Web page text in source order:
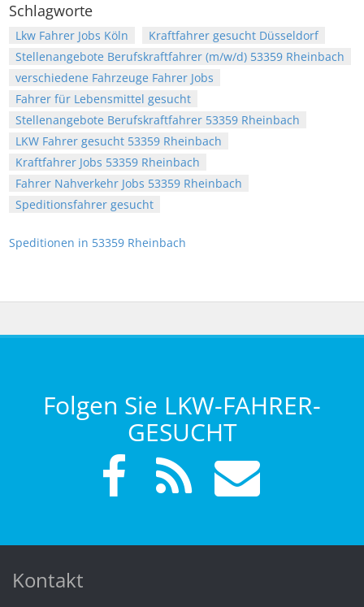
Schlagworte
Lkw Fahrer Jobs Köln
Kraftfahrer gesucht Düsseldorf
Stellenangebote Berufskraftfahrer (m/w/d) 53359 Rheinbach
verschiedene Fahrzeuge Fahrer Jobs
Fahrer für Lebensmittel gesucht
Stellenangebote Berufskraftfahrer 53359 Rheinbach
LKW Fahrer gesucht 53359 Rheinbach
Kraftfahrer Jobs 53359 Rheinbach
Fahrer Nahverkehr Jobs 53359 Rheinbach
Speditionsfahrer gesucht
Speditionen in 53359 Rheinbach
Folgen Sie LKW-FAHRER-
GESUCHT
Kontakt